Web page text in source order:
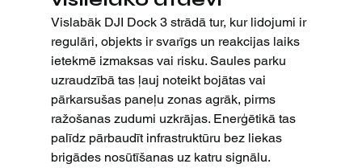
Vislabāk DJI Dock 3 strādā tur, kur lidojumi ir
regulāri, objekts ir svarīgs un reakcijas laiks
ietekmē izmaksas vai risku. Saules parku
uzraudzībā tas ļauj noteikt bojātas vai
pārkarsušas paneļu zonas agrāk, pirms
ražošanas zudumi uzkrājas. Enerģētikā tas
palīdz pārbaudīt infrastruktūru bez liekas
brigādes nosūtīšanas uz katru signālu.